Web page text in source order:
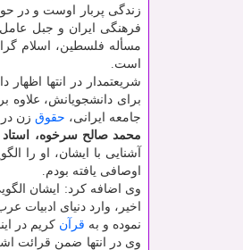
زندگی پربار اوست و در
فرهنگی ایران و جبل
مسأله فلسطین، اسلام
است.
شریعتمدار در انتها
برای دانشجویانش، علاوه
جامعه ایرانی، حقوق زن
محمد صالح سرخوه،
آشنایی با ایشان، او را
اوصافی یافته بودم.
وی اضافه کرد: ایشان
اخیر، وارد دنیای ادبیات
نموده و به قرآن کریم در
وی در انتها ضمن قرائت